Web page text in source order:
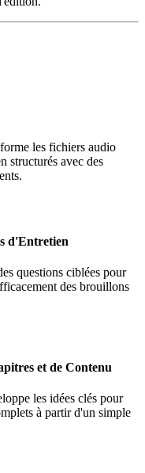
les fichiers audio
structurés avec des
d'Entretien
questions ciblées pour
des brouillons
et de Contenu
les idées clés pour
à partir d'un simple